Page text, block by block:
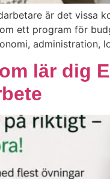
är det vissa
ett program för
administration,
lär dig